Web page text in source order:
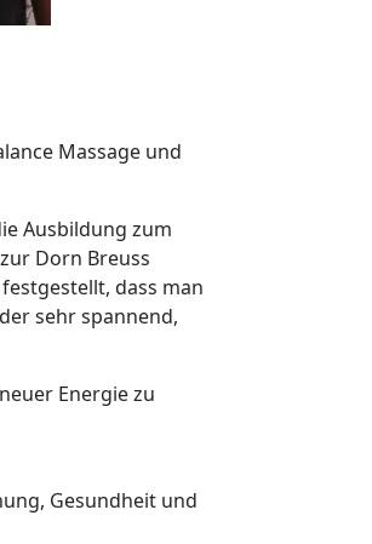
Massage und
Ausbildung zum
Dorn Breuss
dass man
sehr spannend,
Energie zu
Gesundheit und